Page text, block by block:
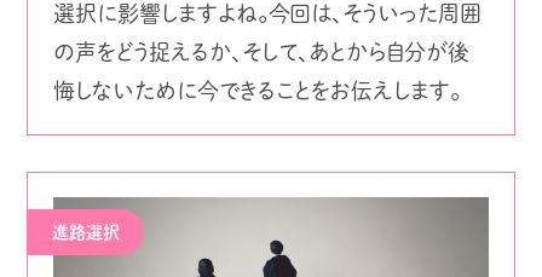
選択に影響しますよね。今回は、そういった周囲
の声をどう捉えるか、そして、あとから自分が後
悔しないために今できることをお伝えします。
進路選択